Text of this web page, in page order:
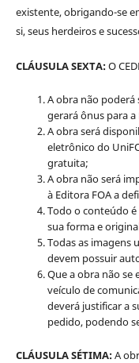
existente, obrigando-se
si, seus herdeiros e
CLÁUSULA SEXTA:O
A obra não poderá
gerará ônus para a
A obra será
eletrônico do
gratuita;
A obra não será
à Editora FOA a
Todo o conteúdo
sua forma e
Todas as imagens
devem possuir
Que a obra não se
veículo de
deverá justificar a
pedido, podendo
CLÁUSULA SÉTIMA:A